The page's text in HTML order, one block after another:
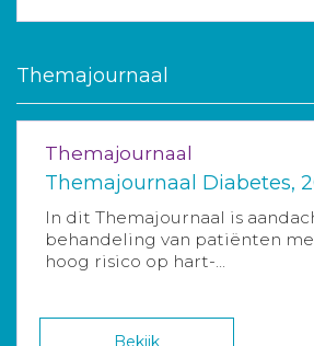
Themajournaal
Themajournaal
Themajournaal Diabetes,
In dit Themajournaal is
behandeling van patiënten
hoog risico op hart-...
Bekijk